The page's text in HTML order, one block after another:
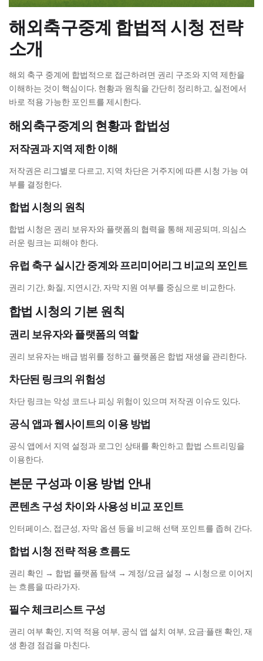
해외축구중계 합법적 시청 전략
소개
해외 축구 중계에 합법적으로 접근하려면 권리 구조와 지역 제한을
이해하는 것이 핵심이다. 현황과 원칙을 간단히 정리하고, 실전에서
바로 적용 가능한 포인트를 제시한다.
해외축구중계의 현황과 합법성
저작권과 지역 제한 이해
저작권은 리그별로 다르고, 지역 차단은 거주지에 따른 시청 가능 여
부를 결정한다.
합법 시청의 원칙
합법 시청은 권리 보유자와 플랫폼의 협력을 통해 제공되며, 의심스
러운 링크는 피해야 한다.
유럽 축구 실시간 중계와 프리미어리그 비교의 포인트
권리 기간, 화질, 지연시간, 자막 지원 여부를 중심으로 비교한다.
합법 시청의 기본 원칙
권리 보유자와 플랫폼의 역할
권리 보유자는 배급 범위를 정하고 플랫폼은 합법 재생을 관리한다.
차단된 링크의 위험성
차단 링크는 악성 코드나 피싱 위험이 있으며 저작권 이슈도 있다.
공식 앱과 웹사이트의 이용 방법
공식 앱에서 지역 설정과 로그인 상태를 확인하고 합법 스트리밍을
이용한다.
본문 구성과 이용 방법 안내
콘텐츠 구성 차이와 사용성 비교 포인트
인터페이스, 접근성, 자막 옵션 등을 비교해 선택 포인트를 좁혀 간다.
합법 시청 전략 적용 흐름도
권리 확인 → 합법 플랫폼 탐색 → 계정/요금 설정 → 시청으로 이어지
는 흐름을 따라가자.
필수 체크리스트 구성
권리 여부 확인, 지역 적용 여부, 공식 앱 설치 여부, 요금·플랜 확인, 재
생 환경 점검을 마친다.